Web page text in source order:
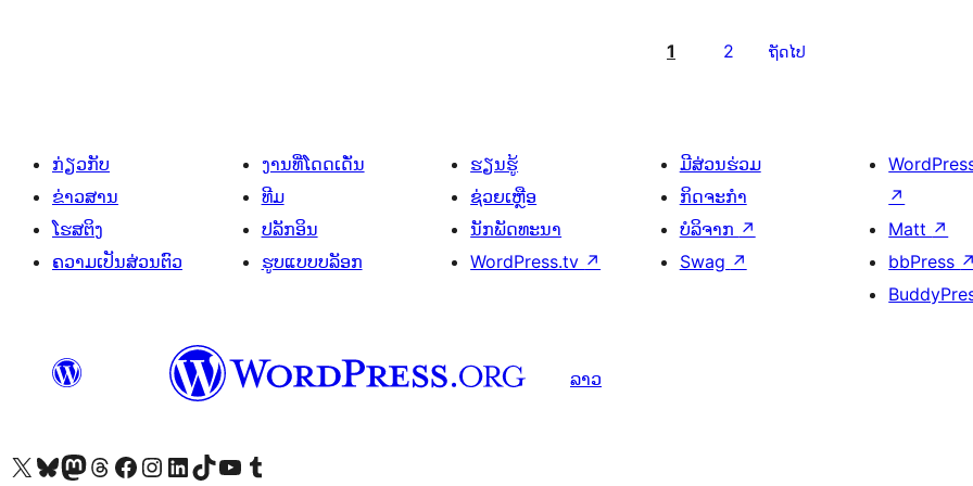
1 2 ຖັດໄປ
ກ່ຽວກັບ
ຂ່າວສານ
ໂຮສຕິງ
ຄວາມເປັນສ່ວນຕົວ
ງານທີ່ໂດດເດັ່ນ
ທີມ
ປລັກອິນ
ຮູບແບບບລັອກ
ຮຽນຮູ້
ຊ່ວຍເຫຼືອ
ນັກພັດທະນາ
WordPress.tv ↗
ມີສ່ວນຮ່ວມ
ກິດຈະກຳ
ບໍລິຈາກ ↗
Swag ↗
↗
Matt ↗
bbPress ↗
ລາວ
ຢ້ຽມຊົມບັນຊີ X (ຊື່ເກົ່າ Twitter) ຂອງພວກເຮົາຢ້ຽມຊົມບັນຊີ Bluesky ຂອງພວກເຮົາຢ້ຽມຊົມບັນຊີ Mastodon ຂອງພວກເຮົາຢ້ຽມຊົມບັນຊີ Threads ຂອງພວກເຮົາຢ້ຽມຊົມໜ້າ Facebook ຂອງພວກເຮົາຢ້ຽມຊົມບັນຊີ Instagram ຂອງພວກເຮົາຢ້ຽມຊົມບັນຊີ LinkedIn ຂອງພວກເຮົາຢ້ຽມຊົມບັນຊີ TikTok ຂອງພວກເຮົາຢ້ຽມຊົມຊ່ອງ YouTube ຂອງພວກເຮົາຢ້ຽມຊົມບັນຊີ Tumblr ຂອງພວກເຮົາ